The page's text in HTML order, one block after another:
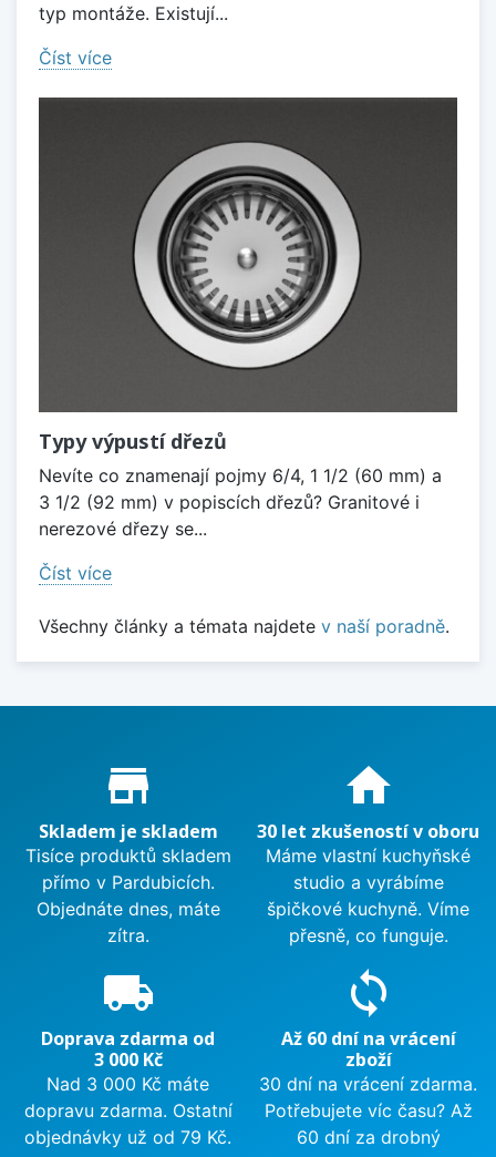
typ montáže. Existují...
Číst více
Typy výpustí dřezů
Nevíte co znamenají pojmy 6/4, 1 1/2 (60 mm) a
3 1/2 (92 mm) v popiscích dřezů? Granitové i
nerezové dřezy se...
Číst více
Všechny články a témata najdete v naší poradně.
Proč nakupovat u nás?
store_mall_directory
Skladem je skladem
Tisíce produktů skladem
přímo v Pardubicích.
Objednáte dnes, máte
zítra.
home
30 let zkušeností v oboru
Máme vlastní kuchyňské
studio a vyrábíme
špičkové kuchyně. Víme
přesně, co funguje.
local_shipping
Doprava zdarma od
3 000 Kč
Nad 3 000 Kč máte
dopravu zdarma. Ostatní
objednávky už od 79 Kč.
sync
Až 60 dní na vrácení
zboží
30 dní na vrácení zdarma.
Potřebujete víc času? Až
60 dní za drobný